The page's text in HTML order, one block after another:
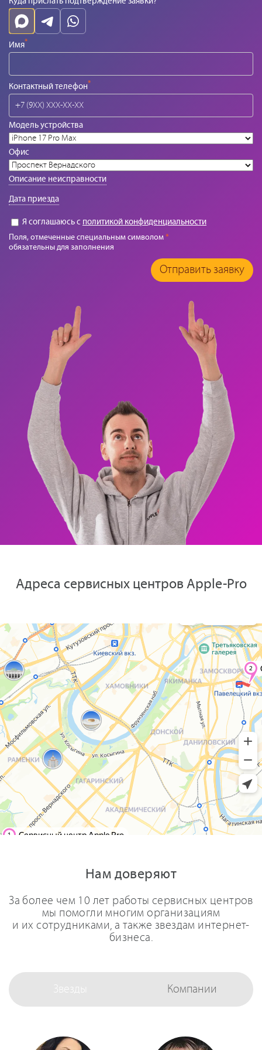
Имя*
Контактный телефон*
Модель устройства
Офис
Описание неисправности
Дата приезда
Я соглашаюсь с политикой конфиденциальности
Поля, отмеченные специальным символом*
обязательны для заполнения
Отправить заявку
Адреса сервисных центров Apple-Pro
Нам доверяют
За более чем 10 лет работы сервисных центров
мы помогли многим организациям
и их сотрудниками, а также звездам интернет-
бизнеса.
Звезды Компании